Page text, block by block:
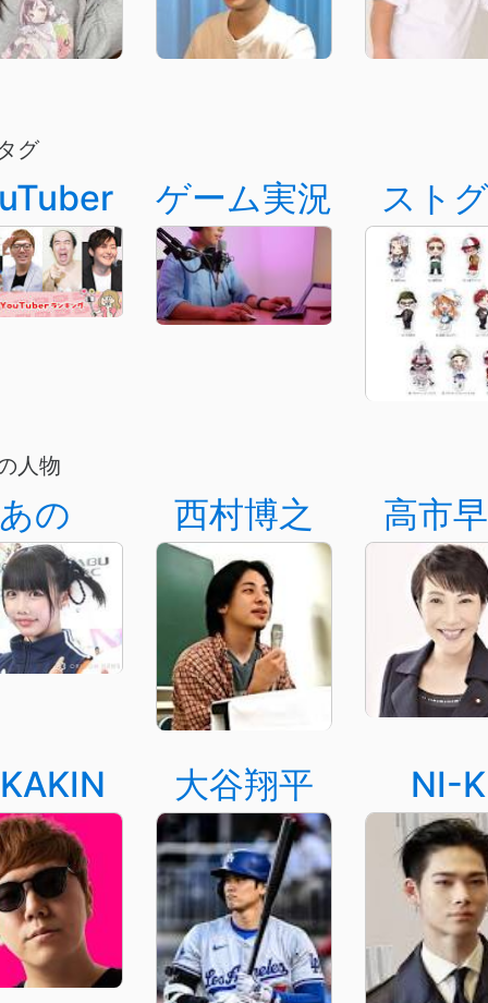
グ
ゲーム実況 スト
人物
の 西村博之 高市
大谷翔平 NI-